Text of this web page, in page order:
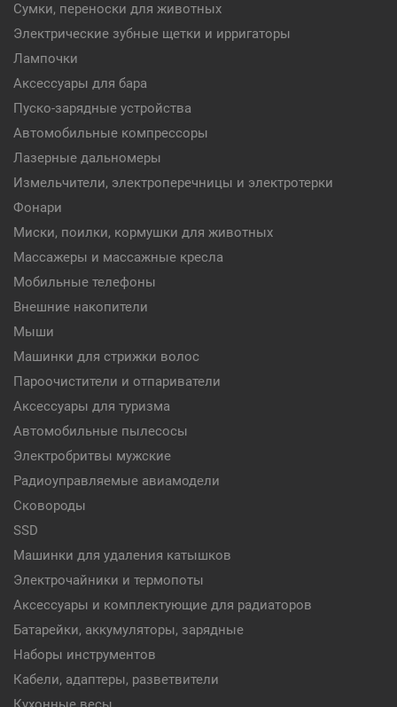
Сумки, переноски для животных
Электрические зубные щетки и ирригаторы
Лампочки
Аксессуары для бара
Пуско-зарядные устройства
Автомобильные компрессоры
Лазерные дальномеры
Измельчители, электроперечницы и электротерки
Фонари
Миски, поилки, кормушки для животных
Массажеры и массажные кресла
Мобильные телефоны
Внешние накопители
Мыши
Машинки для стрижки волос
Пароочистители и отпариватели
Аксессуары для туризма
Автомобильные пылесосы
Электробритвы мужские
Радиоуправляемые авиамодели
Сковороды
SSD
Машинки для удаления катышков
Электрочайники и термопоты
Аксессуары и комплектующие для радиаторов
Батарейки, аккумуляторы, зарядные
Наборы инструментов
Кабели, адаптеры, разветвители